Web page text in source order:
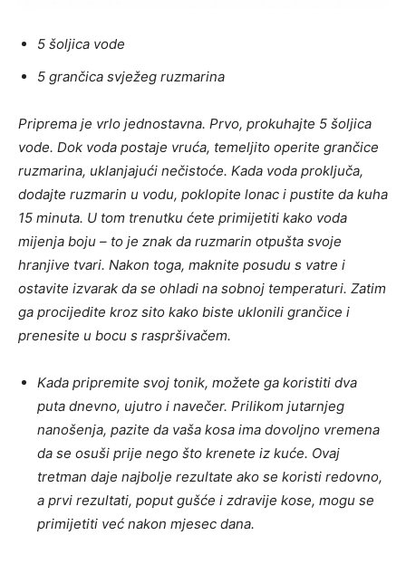
5 šoljica vode
5 grančica svježeg ruzmarina
Priprema je vrlo jednostavna. Prvo, prokuhajte 5 šoljica
vode. Dok voda postaje vruća, temeljito operite grančice
ruzmarina, uklanjajući nečistoće. Kada voda proključa,
dodajte ruzmarin u vodu, poklopite lonac i pustite da kuha
15 minuta. U tom trenutku ćete primijetiti kako voda
mijenja boju – to je znak da ruzmarin otpušta svoje
hranjive tvari. Nakon toga, maknite posudu s vatre i
ostavite izvarak da se ohladi na sobnoj temperaturi. Zatim
ga procijedite kroz sito kako biste uklonili grančice i
prenesite u bocu s raspršivačem.
Kada pripremite svoj tonik, možete ga koristiti dva
puta dnevno, ujutro i navečer. Prilikom jutarnjeg
nanošenja, pazite da vaša kosa ima dovoljno vremena
da se osuši prije nego što krenete iz kuće. Ovaj
tretman daje najbolje rezultate ako se koristi redovno,
a prvi rezultati, poput gušće i zdravije kose, mogu se
primijetiti već nakon mjesec dana.